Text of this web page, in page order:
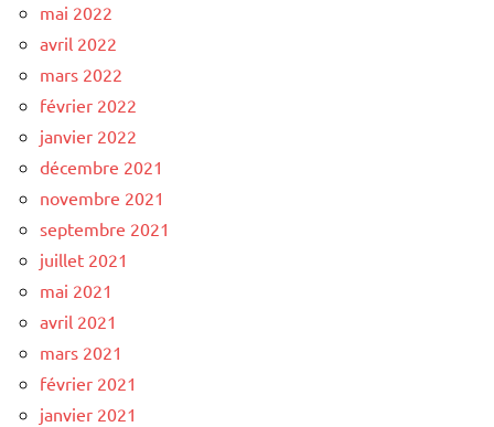
mai 2022
avril 2022
mars 2022
février 2022
janvier 2022
décembre 2021
novembre 2021
septembre 2021
juillet 2021
mai 2021
avril 2021
mars 2021
février 2021
janvier 2021